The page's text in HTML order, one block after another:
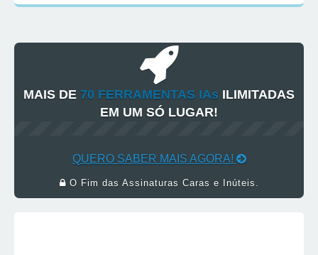
MAIS DE 70 FERRAMENTAS IAs ILIMITADAS
EM UM SÓ LUGAR!
QUERO SABER MAIS AGORA!
O Fim das Assinaturas Caras e Inúteis.